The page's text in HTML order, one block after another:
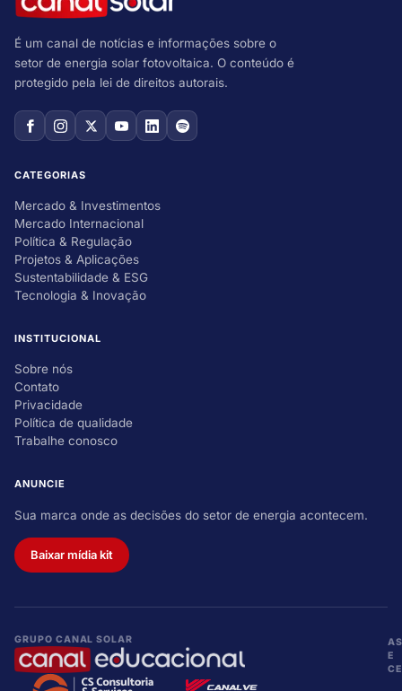
É um canal de notícias e informações sobre o
setor de energia solar fotovoltaica. O conteúdo é
protegido pela lei de direitos autorais.
CATEGORIAS
Mercado & Investimentos
Mercado Internacional
Política & Regulação
Projetos & Aplicações
Sustentabilidade & ESG
Tecnologia & Inovação
INSTITUCIONAL
Sobre nós
Contato
Privacidade
Política de qualidade
Trabalhe conosco
ANUNCIE
Sua marca onde as decisões do setor de energia acontecem.
Baixar mídia kit
GRUPO CANAL SOLAR
E